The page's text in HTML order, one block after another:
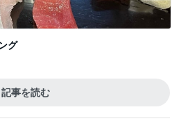
グ
記事を読む